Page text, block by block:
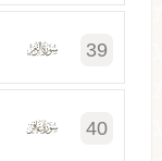
39
40